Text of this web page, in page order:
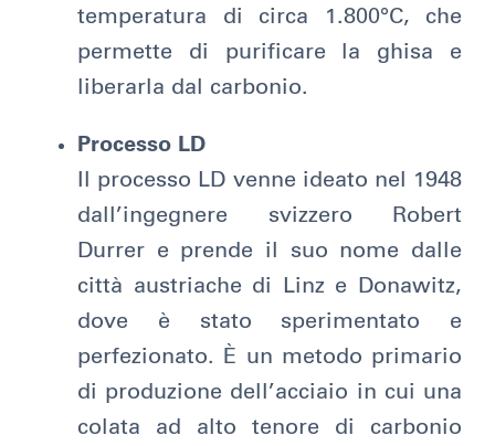
temperatura di circa 1.800°C, che
permette di purificare la ghisa e
liberarla dal carbonio.
Processo LD
Il processo LD venne ideato nel 1948
dall’ingegnere svizzero Robert
Durrer e prende il suo nome dalle
città austriache di Linz e Donawitz,
dove è stato sperimentato e
perfezionato. È un metodo primario
di produzione dell’acciaio in cui una
colata ad alto tenore di carbonio